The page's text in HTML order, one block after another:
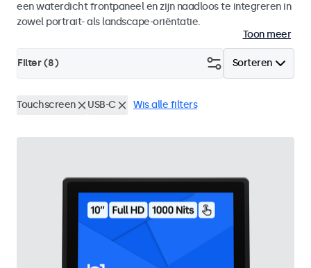
een waterdicht frontpaneel en zijn naadloos te integreren in
zowel portrait- als landscape-oriëntatie.
Toon meer
Sorteren
Filter (8)
Touchscreen USB-C Wis alle filters